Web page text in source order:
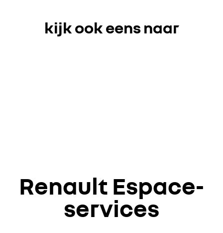
kijk ook eens naar
Renault Espace-
services